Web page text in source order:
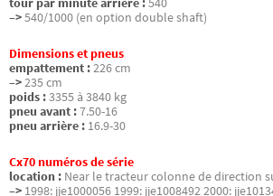
–>540/1000 (en option double shaft)
Dimensions et pneus
empattement :226 cm
–>235 cm
poids :3355 à 3840 kg
pneu avant :7.50-16
pneu arrière : 16.9-30
Cx70 numéros de série
location : Near le tracteur colonne de direction
–> 1998: jje1000056 1999: jje1008492 2000: